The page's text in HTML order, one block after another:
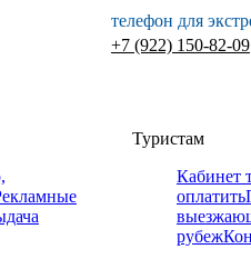
телефон для
+7 (922) 150-82-09
Туристам
Кабинет
оплатить
рубеж